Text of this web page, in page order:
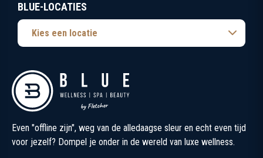
BLUE-LOCATIES
Kies een locatie
Even "offline zijn", weg van de alledaagse sleur en echt even tijd
voor jezelf? Dompel je onder in de wereld van luxe wellness.